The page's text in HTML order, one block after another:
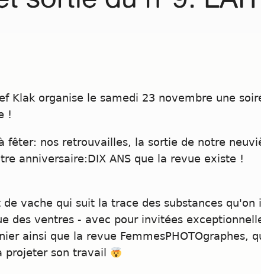
Klak organise le samedi 23 novembre une
!
fêter: nos retrouvailles, la sortie de notre
anniversaire:DIX ANS que la revue existe !
de vache qui suit la trace des substances qu'on
des ventres - avec pour invitées
ainsi que la revue FemmesPHOTOgraphes,
projeter son travail